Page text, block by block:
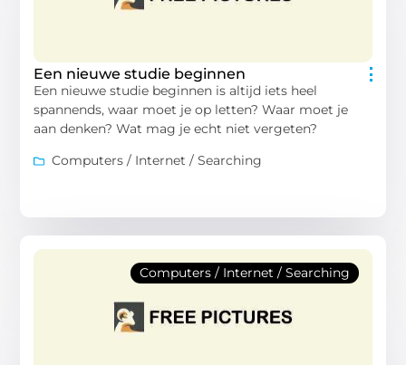
Een nieuwe studie beginnen
Een nieuwe studie beginnen is altijd iets heel
spannends, waar moet je op letten? Waar moet je
aan denken? Wat mag je echt niet vergeten?
Computers / Internet / Searching
Computers / Internet / Searching